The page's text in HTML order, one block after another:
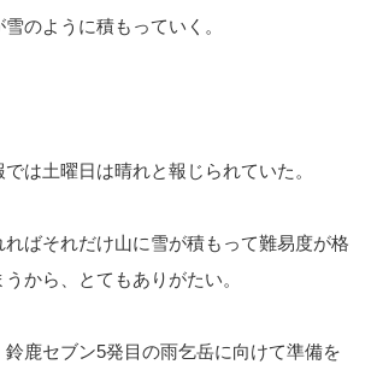
のように積もっていく。
は土曜日は晴れと報じられていた。
ればそれだけ山に雪が積もって難易度が格
から、とてもありがたい。
鹿セブン5発目の雨乞岳に向けて準備を